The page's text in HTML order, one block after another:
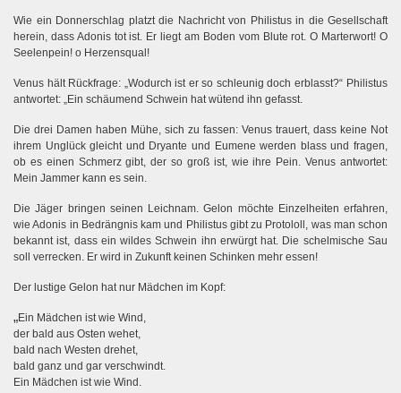
Wie ein Donnerschlag platzt die Nachricht von Philistus in die Gesellschaft
herein, dass Adonis tot ist. Er liegt am Boden vom Blute rot. O Marterwort! O
Seelenpein! o Herzensqual!
Venus hält Rückfrage: „Wodurch ist er so schleunig doch erblasst?“ Philistus
antwortet: „Ein schäumend Schwein hat wütend ihn gefasst.
Die drei Damen haben Mühe, sich zu fassen: Venus trauert, dass keine Not
ihrem Unglück gleicht und Dryante und Eumene werden blass und fragen,
ob es einen Schmerz gibt, der so groß ist, wie ihre Pein. Venus antwortet:
Mein Jammer kann es sein.
Die Jäger bringen seinen Leichnam. Gelon möchte Einzelheiten erfahren,
wie Adonis in Bedrängnis kam und Philistus gibt zu Protololl, was man schon
bekannt ist, dass ein wildes Schwein ihn erwürgt hat. Die schelmische Sau
soll verrecken. Er wird in Zukunft keinen Schinken mehr essen!
Der lustige Gelon hat nur Mädchen im Kopf:
„Ein Mädchen ist wie Wind,
der bald aus Osten wehet,
bald nach Westen drehet,
bald ganz und gar verschwindt.
Ein Mädchen ist wie Wind.